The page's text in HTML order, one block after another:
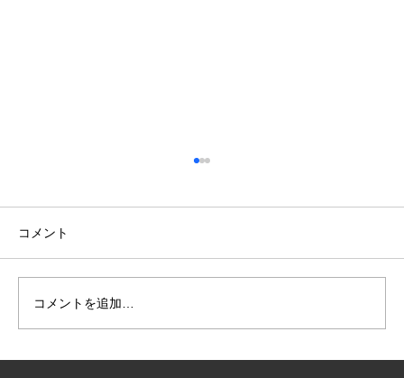
仁淀川での撮影＆社員研修友釣り遠征！
コメント
コメントを追加…